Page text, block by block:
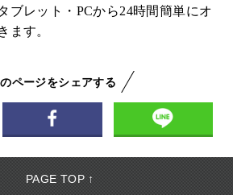
ブレット・PCから24時間簡単にオ
ます。
ページをシェアする
PAGE TOP ↑